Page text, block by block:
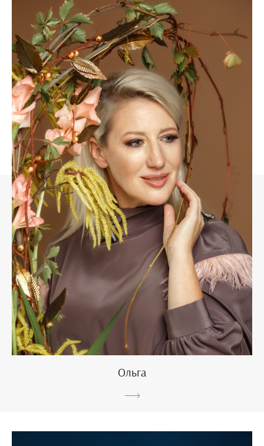
Ольга